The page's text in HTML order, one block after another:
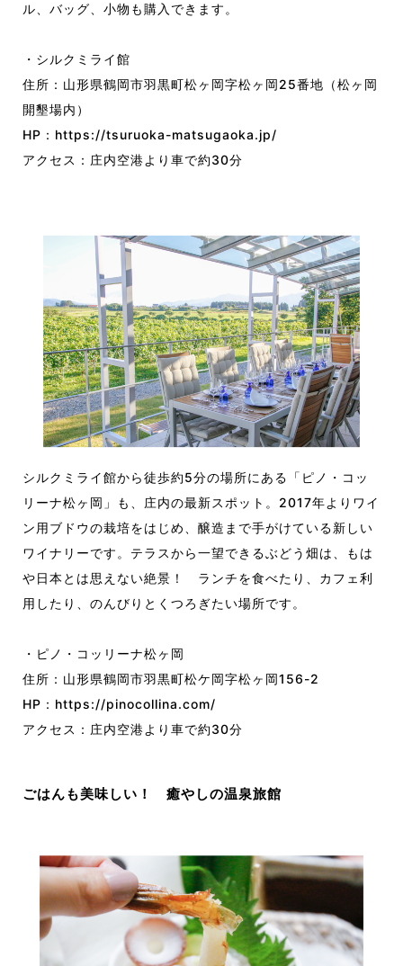
ル、バッグ、小物も購入できます。
・シルクミライ館
住所：山形県鶴岡市羽黒町松ヶ岡字松ヶ岡25番地（松ヶ岡
開墾場内）
HP： https://tsuruoka-matsugaoka.jp/
アクセス：庄内空港より車で約30分
シルクミライ館から徒歩約5分の場所にある「ピノ・コッ
リーナ松ヶ岡」も、庄内の最新スポット。2017年よりワイ
ン用ブドウの栽培をはじめ、醸造まで手がけている新しい
ワイナリーです。テラスから一望できるぶどう畑は、もは
や日本とは思えない絶景！ ランチを食べたり、カフェ利
用したり、のんびりとくつろぎたい場所です。
・ピノ・コッリーナ松ヶ岡
住所：山形県鶴岡市羽黒町松ケ岡字松ヶ岡156-2
HP： https://pinocollina.com/
アクセス：庄内空港より車で約30分
ごはんも美味しい！ 癒やしの温泉旅館